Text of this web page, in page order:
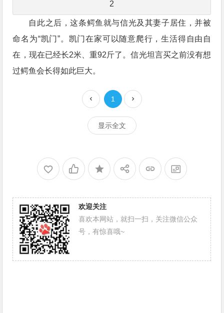
2
自此之后，这条鳄鱼就与信光及其妻子居住，并被
命名为“凯门”。凯门在家可以随意爬行，生活得自由自
在，现在已经长2米、重92斤了。信光坦言买之前没有想
过鳄鱼会长得如此巨大。
1
显示全文
欢迎关注
喜欢本网站，就扫一扫，关注微信公众
号，有惊喜哦~